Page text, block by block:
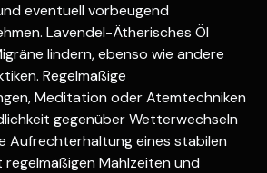
eventuell vorbeugend
Lavendel-Ätherisches Öl
lindern, ebenso wie andere
Regelmäßige
Meditation oder Atemtechniken
gegenüber Wetterwechseln
Aufrechterhaltung eines stabilen
Mahlzeiten und